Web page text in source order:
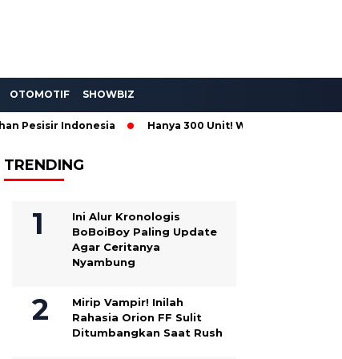
OTOMOTIF SHOWBIZ
Indonesia Hanya 300 Unit! Wuling Aira EV Toy Story 5
TRENDING
Ini Alur Kronologis
BoBoiBoy Paling Update
Agar Ceritanya
Nyambung
Mirip Vampir! Inilah
Rahasia Orion FF Sulit
Ditumbangkan Saat Rush